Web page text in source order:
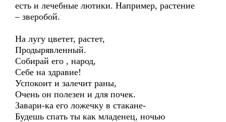
есть и лечебные лютики. Например, растение
– зверобой.
На лугу цветет, растет,
Продырявленный.
Собирай его , народ,
Себе на здравие!
Успокоит и залечит раны,
Очень он полезен и для почек.
Завари-ка его ложечку в стакане-
Будешь спать ты как младенец, ночью